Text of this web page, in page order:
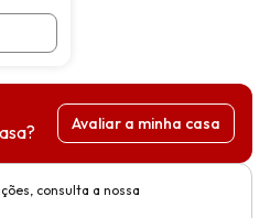
Avaliar a minha casa
consulta a nossa